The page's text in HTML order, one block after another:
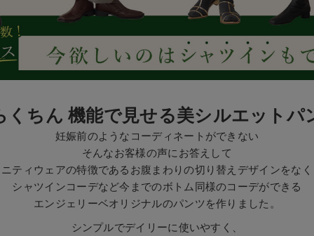
くちん 機能で見せる美シルエットパ
妊娠前のようなコーディネートができない
そんなお客様の声にお答えして
ティウェアの特徴であるお腹まわりの切り替えデザインをな
シャツインコーデなど今までのボトム同様のコーデができる
エンジェリーベオリジナルのパンツを作りました。
シンプルでデイリーに使いやすく、